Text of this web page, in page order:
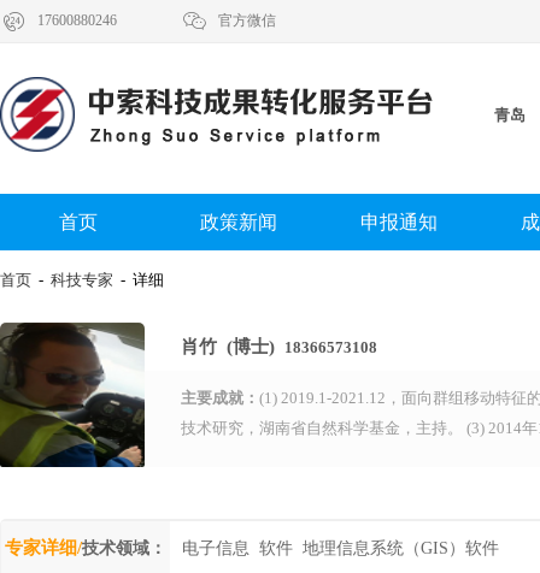
 17600880246  官方微信
青岛
首页 政策新闻 申报通知
首页 - 科技专家 - 详细
肖竹 (博士) 18366573108
主要成就： (1) 2019.1-2021.12，面向群组移动特征
技术研究，湖南省自然科学基金，主持。 (3) 2014
专家详细/技术领域： 电子信息 软件 地理信息系统（GIS）软件